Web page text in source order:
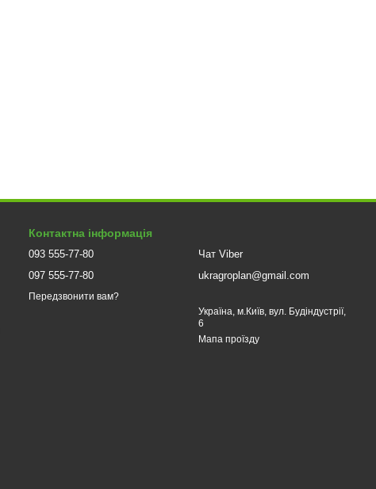
Контактна інформація
093 555-77-80
097 555-77-80
Передзвонити вам?
Чат Viber
ukragroplan@gmail.com
Україна, м.Київ, вул. Будіндустрії,
6
Мапа проїзду